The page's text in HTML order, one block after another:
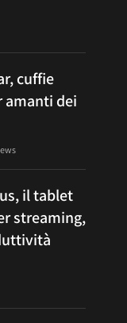
cuffie
amanti dei
il tablet
streaming,